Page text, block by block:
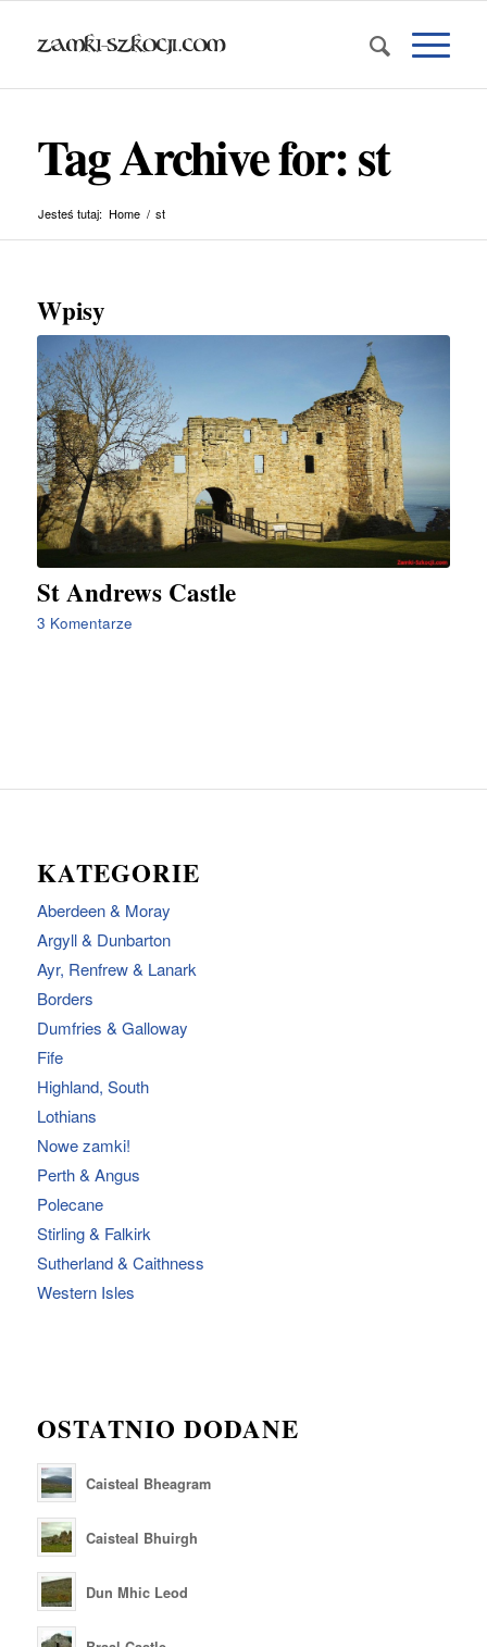
Tag Archive for: st
Jesteś tutaj: Home / st
Wpisy
St Andrews Castle
3 Komentarze
KATEGORIE
Aberdeen & Moray
Argyll & Dunbarton
Ayr, Renfrew & Lanark
Borders
Dumfries & Galloway
Fife
Highland, South
Lothians
Nowe zamki!
Perth & Angus
Polecane
Stirling & Falkirk
Sutherland & Caithness
Western Isles
OSTATNIO DODANE
Caisteal Bheagram
Caisteal Bhuirgh
Dun Mhic Leod